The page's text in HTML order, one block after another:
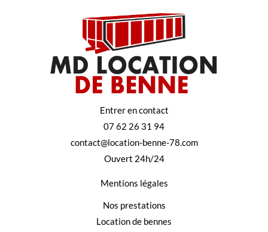
Entrer en contact
07 62 26 31 94
contact@location-benne-78.com
Ouvert 24h/24
Mentions légales
Nos prestations
Location de bennes